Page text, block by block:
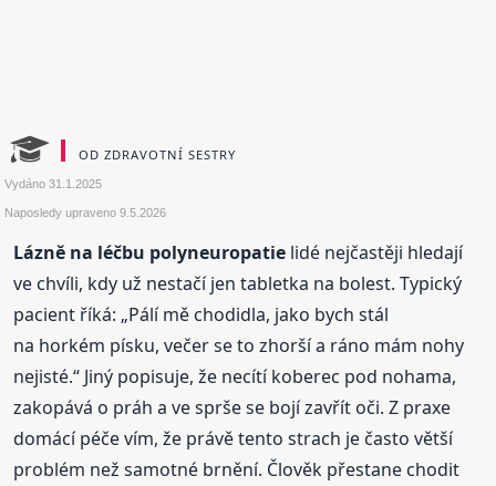
OD ZDRAVOTNÍ SESTRY
Vydáno31.1.2025
Naposledy upraveno9.5.2026
Lázně na léčbu polyneuropatie lidé nejčastěji hledají
ve chvíli, kdy už nestačí jen tabletka na bolest. Typický
pacient říká: „Pálí mě chodidla, jako bych stál
na horkém písku, večer se to zhorší a ráno mám nohy
nejisté.“ Jiný popisuje, že necítí koberec pod nohama,
zakopává o práh a ve sprše se bojí zavřít oči. Z praxe
domácí péče vím, že právě tento strach je často větší
problém než samotné brnění. Člověk přestane chodit